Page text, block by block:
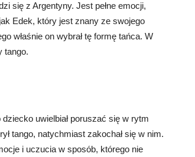
się z Argentyny. Jest pełne emocji,
Edek, który jest znany ze swojego
właśnie on wybrał tę formę tańca. W
tango.
uwielbiał poruszać się w rytm
tango, natychmiast zakochał się w nim.
i uczucia w sposób, którego nie